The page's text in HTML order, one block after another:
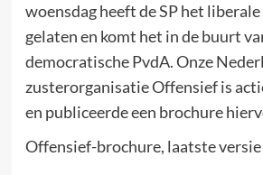
woensdag heeft de SP het
gelaten en komt het in de buurt
democratische PvdA. Onze
zusterorganisatie Offensief is
en publiceerde een brochure
Offensief-brochure, laatste